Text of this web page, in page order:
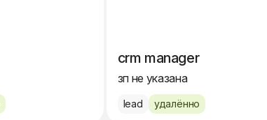
crm manager
зп не указана
lead удалённо